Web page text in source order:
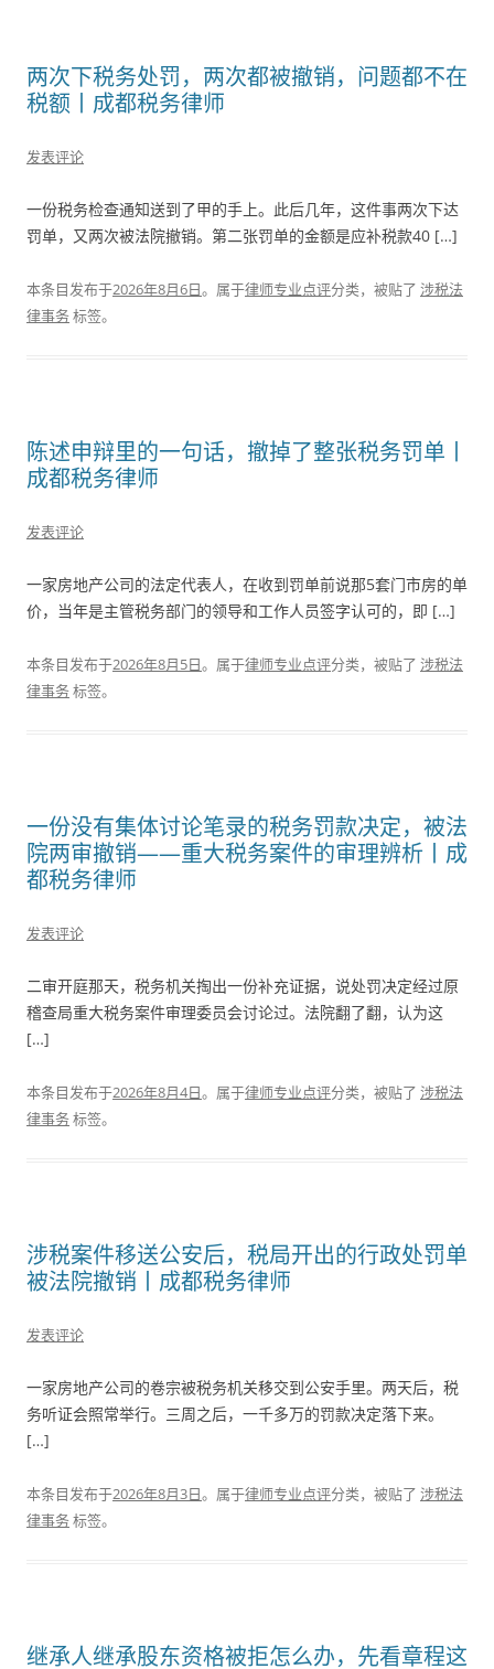
两次下税务处罚，两次都被撤销，问题都不在
税额丨成都税务律师
发表评论
一份税务检查通知送到了甲的手上。此后几年，这件事两次下达
罚单，又两次被法院撤销。第二张罚单的金额是应补税款40 […]
本条目发布于2026年8月6日。属于律师专业点评分类，被贴了 涉税法
律事务标签。
陈述申辩里的一句话，撤掉了整张税务罚单丨
成都税务律师
发表评论
一家房地产公司的法定代表人，在收到罚单前说那5套门市房的单
价，当年是主管税务部门的领导和工作人员签字认可的，即 […]
本条目发布于2026年8月5日。属于律师专业点评分类，被贴了 涉税法
律事务标签。
一份没有集体讨论笔录的税务罚款决定，被法
院两审撤销——重大税务案件的审理辨析丨成
都税务律师
发表评论
二审开庭那天，税务机关掏出一份补充证据，说处罚决定经过原
稽查局重大税务案件审理委员会讨论过。法院翻了翻，认为这
[…]
本条目发布于2026年8月4日。属于律师专业点评分类，被贴了 涉税法
律事务标签。
涉税案件移送公安后，税局开出的行政处罚单
被法院撤销丨成都税务律师
发表评论
一家房地产公司的卷宗被税务机关移交到公安手里。两天后，税
务听证会照常举行。三周之后，一千多万的罚款决定落下来。
[…]
本条目发布于2026年8月3日。属于律师专业点评分类，被贴了 涉税法
律事务标签。
继承人继承股东资格被拒怎么办，先看章程这